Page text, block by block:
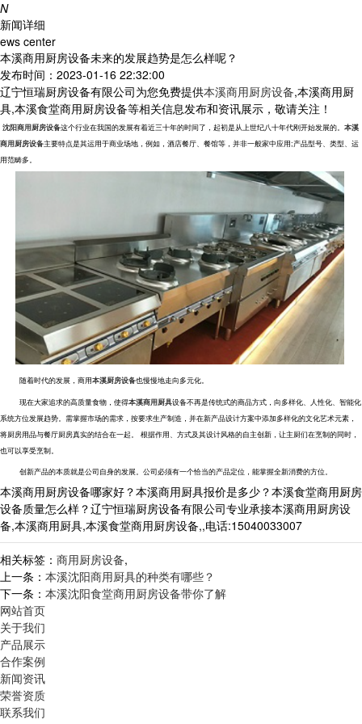
N
新闻详细
ews center
本溪商用厨房设备未来的发展趋势是怎么样呢？
发布时间：2023-01-16 22:32:00
辽宁恒瑞厨房设备有限公司为您免费提供本溪商用厨房设备,本溪商用厨
具,本溪食堂商用厨房设备等相关信息发布和资讯展示，敬请关注！
沈阳商用厨房设备这个行业在我国的发展有着近三十年的时间了，起初是从上世纪八十年代刚开始发展的。 本溪
商用厨房设备主要特点是其运用于商业场地，例如，酒店餐厅、餐馆等，并非一般家中应用;产品型号、类型、运
用范畴多。
随着时代的发展，商用本溪厨房设备也慢慢地走向多元化。
现在大家追求的高质量食物，使得本溪商用厨具设备不再是传统式的商品方式，向多样化、人性化、智能化
系统方位发展趋势。需掌握市场的需求，按要求生产制造，并在新产品设计方案中添加多样化的文化艺术元素，
将厨房用品与餐厅厨房真实的结合在一起。
根据作用、方式及其设计风格的自主创新，让主厨们在烹制的同时，
也可以享受烹制。
创新产品的本质就是公司自身的发展。公司必须有一个恰当的产品定位，能掌握全新消费的方位 。
本溪商用厨房设备哪家好？本溪商用厨具报价是多少？本溪食堂商用厨房
设备质量怎么样？辽宁恒瑞厨房设备有限公司专业承接本溪商用厨房设
备,本溪商用厨具,本溪食堂商用厨房设备,,电话:15040033007
相关标签： 商用厨房设备,
上一条： 本溪沈阳商用厨具的种类有哪些？
下一条： 本溪沈阳食堂商用厨房设备带你了解
网站首页
关于我们
产品展示
合作案例
新闻资讯
荣誉资质
联系我们